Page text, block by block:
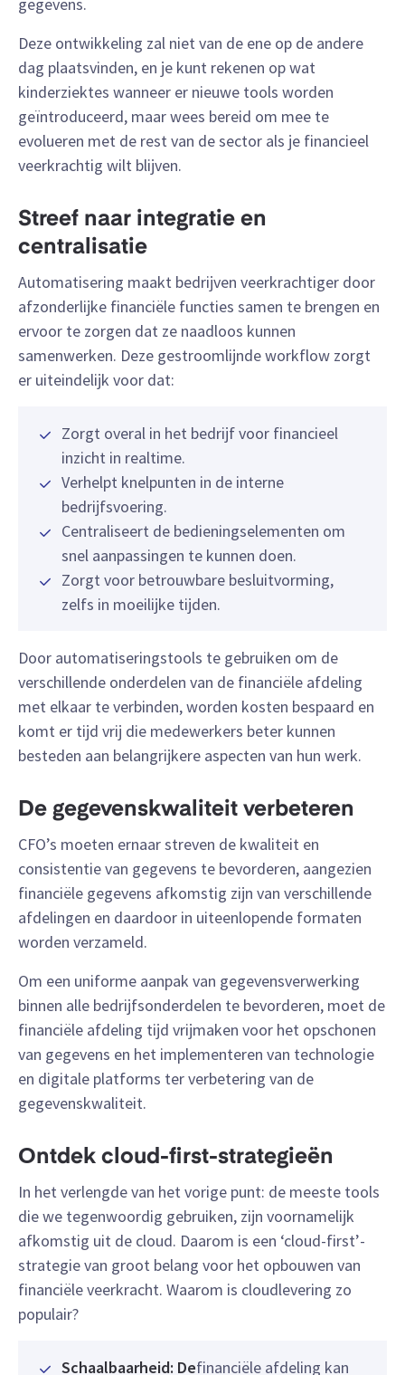
Deze ontwikkeling zal niet van de ene op de andere
dag plaatsvinden, en je kunt rekenen op wat
kinderziektes wanneer er nieuwe tools worden
geïntroduceerd, maar wees bereid om mee te
evolueren met de rest van de sector als je financieel
veerkrachtig wilt blijven.
Streef naar integratie en
centralisatie
Automatisering maakt bedrijven veerkrachtiger door
afzonderlijke financiële functies samen te brengen en
ervoor te zorgen dat ze naadloos kunnen
samenwerken. Deze gestroomlijnde workflow zorgt
er uiteindelijk voor dat:
Zorgt overal in het bedrijf voor financieel
inzicht in realtime.
Verhelpt knelpunten in de interne
bedrijfsvoering.
Centraliseert de bedieningselementen om
snel aanpassingen te kunnen doen.
Zorgt voor betrouwbare besluitvorming,
zelfs in moeilijke tijden.
Door automatiseringstools te gebruiken om de
verschillende onderdelen van de financiële afdeling
met elkaar te verbinden, worden kosten bespaard en
komt er tijd vrij die medewerkers beter kunnen
besteden aan belangrijkere aspecten van hun werk.
De gegevenskwaliteit verbeteren
CFO’s moeten ernaar streven de kwaliteit en
consistentie van gegevens te bevorderen, aangezien
financiële gegevens afkomstig zijn van verschillende
afdelingen en daardoor in uiteenlopende formaten
worden verzameld.
Om een uniforme aanpak van gegevensverwerking
binnen alle bedrijfsonderdelen te bevorderen, moet de
financiële afdeling tijd vrijmaken voor het opschonen
van gegevens en het implementeren van technologie
en digitale platforms ter verbetering van de
gegevenskwaliteit.
Ontdek cloud-first-strategieën
In het verlengde van het vorige punt: de meeste tools
die we tegenwoordig gebruiken, zijn voornamelijk
afkomstig uit de cloud. Daarom is een ‘cloud-first’-
strategie van groot belang voor het opbouwen van
financiële veerkracht. Waarom is cloudlevering zo
populair?
Schaalbaarheid: Definanciële afdeling kan